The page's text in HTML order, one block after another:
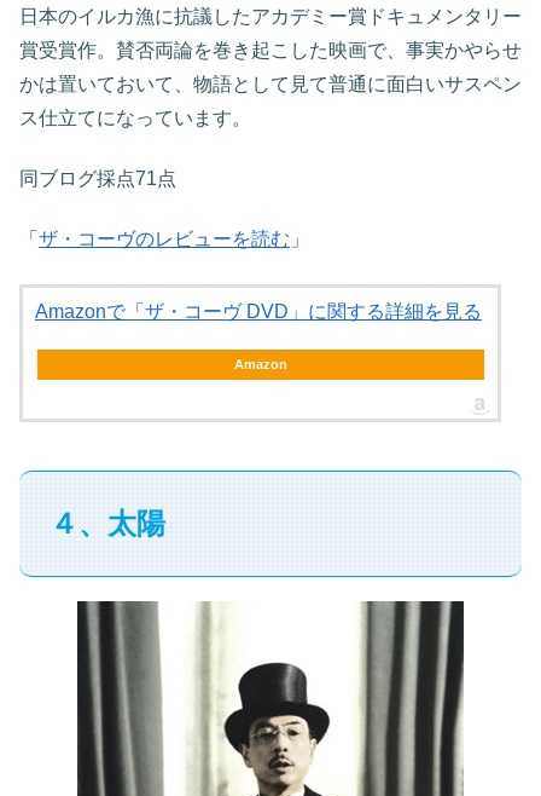
日本のイルカ漁に抗議したアカデミー賞ドキュメンタリー
賞受賞作。賛否両論を巻き起こした映画で、事実かやらせ
かは置いておいて、物語として見て普通に面白いサスペン
ス仕立てになっています。
同ブログ採点71点
「 ザ・コーヴのレビューを読む 」
Amazonで「ザ・コーヴ DVD」に関する詳細を見る
Amazon
４、太陽